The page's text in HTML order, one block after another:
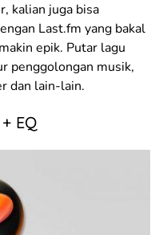
kalian juga bisa
Last.fm yang bakal
epik. Putar lagu
penggolongan musik,
dan lain-lain.
EQ